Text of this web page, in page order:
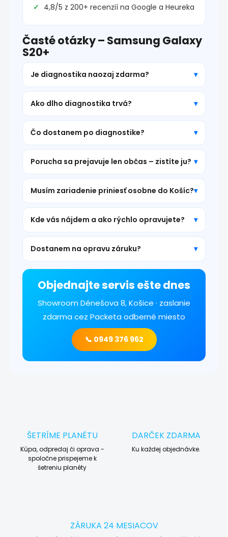
4,8/5 z 200+ recenzií na Google a Heureka
Časté otázky – Samsung Galaxy
S20+
Je diagnostika naozaj zdarma?
Ako dlho diagnostika trvá?
Čo dostanem po diagnostike?
Porucha sa prejavuje len občas – zistíte ju?
Musím zariadenie priniesť osobne do Košíc?
Kde vás nájdem a ako rýchlo opravujete?
Dostanem na opravu záruku?
Objednajte servis ešte dnes
Showroom Dénešova 8, Košice · zaslanie
zdarma cez Packeta odberné miesto
📞 0949 376 962
ŠETRÍME PLANÉTU
Kúpa, odpredaj či oprava -
spoločne prispejeme k
šetreniu planéty
DARČEK ZDARMA
Ku každej objednávke.
ZÁRUKA 24 MESIACOV